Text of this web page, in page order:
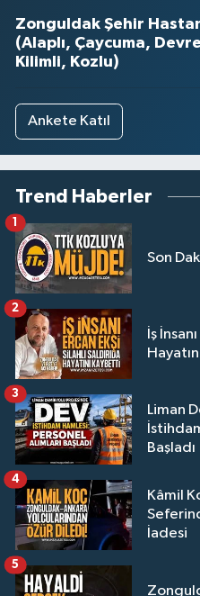
Zonguldak Şehir
(Alaplı, Çaycuma,
Kilimli, Kozlu)
Ankete Katıl
Trend Haberler
Son
1
İş
2
Liman
Başladı
3
Kâmil
İadesi
4
5